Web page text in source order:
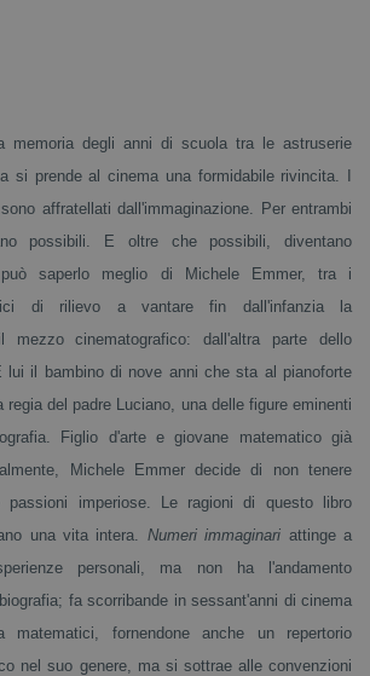
memoria degli anni di scuola tra le astruserie
si prende al cinema una formidabile rivincita. I
affratellati dall'immaginazione. Per entrambi
possibili. E oltre che possibili, diventano
può saperlo meglio di Michele Emmer, tra i
di rilievo a vantare fin dall'infanzia la
mezzo cinematografico: dall'altra parte dello
lui il bambino di nove anni che sta al pianoforte
regia del padre Luciano, una delle figure eminenti
Figlio d'arte e giovane matematico già
Michele Emmer decide di non tenere
imperiose. Le ragioni di questo libro
una vita intera. Numeri immaginari attinge a
personali, ma non ha l'andamento
fa scorribande in sessant'anni di cinema
fornendone anche un repertorio
nel suo genere, ma si sottrae alle convenzioni